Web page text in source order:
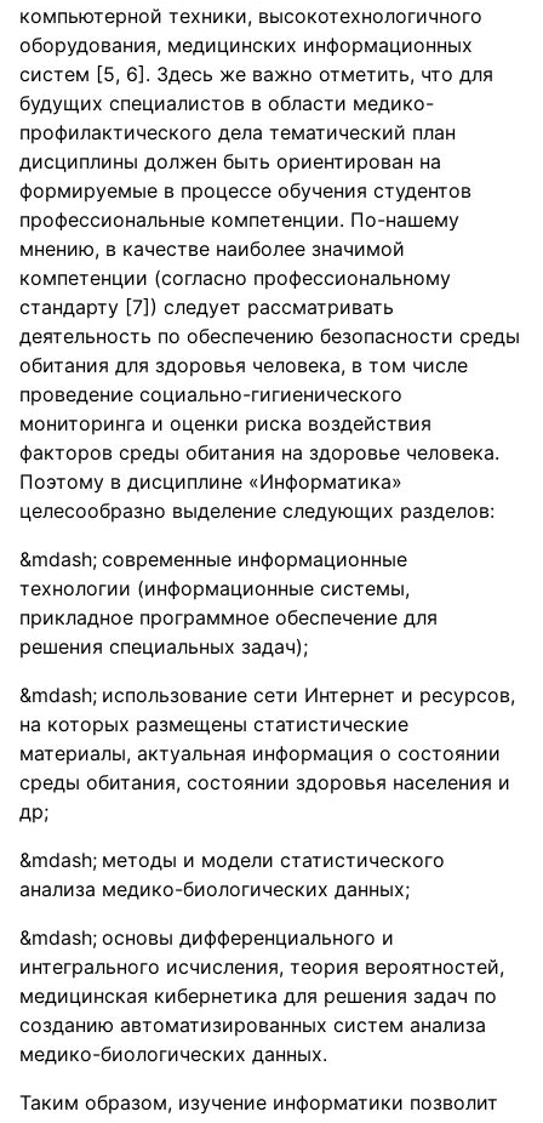
компьютерной техники, высокотехнологичного
оборудования, медицинских информационных
систем [5, 6]. Здесь же важно отметить, что для
будущих специалистов в области медико-
профилактического дела тематический план
дисциплины должен быть ориентирован на
формируемые в процессе обучения студентов
профессиональные компетенции. По-нашему
мнению, в качестве наиболее значимой
компетенции (согласно профессиональному
стандарту [7]) следует рассматривать
деятельность по обеспечению безопасности среды
обитания для здоровья человека, в том числе
проведение социально-гигиенического
мониторинга и оценки риска воздействия
факторов среды обитания на здоровье человека.
Поэтому в дисциплине «Информатика»
целесообразно выделение следующих разделов:
современные информационные
технологии (информационные системы,
прикладное программное обеспечение для
решения специальных задач);
использование сети Интернет и ресурсов,
на которых размещены статистические
материалы, актуальная информация о состоянии
среды обитания, состоянии здоровья населения и
др;
методы и модели статистического
анализа медико-биологических данных;
основы дифференциального и
интегрального исчисления, теория вероятностей,
медицинская кибернетика для решения задач по
созданию автоматизированных систем анализа
медико-биологических данных.
Таким образом, изучение информатики позволит